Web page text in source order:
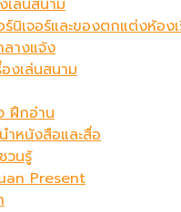
ร์นิเจอร์และของตกแต่งห้อง
างแจ้ง
องเล่นสนาม
ฝึกอ่าน
ำหนังสือและสื่อ
วนรู้
Present